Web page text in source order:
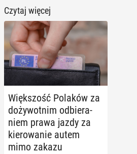
Czytaj więcej
Więk­szość Polaków za
do­ży­wot­nim od­bie­ra­
niem prawa jazdy za
kie­ro­wa­nie autem
mimo zakazu